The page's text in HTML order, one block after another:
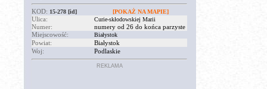
KOD: 15-278 [id] [POKAŻ NA MAPIE]
Ulica: Curie-skłodowskiej Marii
Numer:
numery od 26 do końca parzyste
Miejscowość:
Białystok
Powiat:
Białystok
Woj:
Podlaskie
REKLAMA